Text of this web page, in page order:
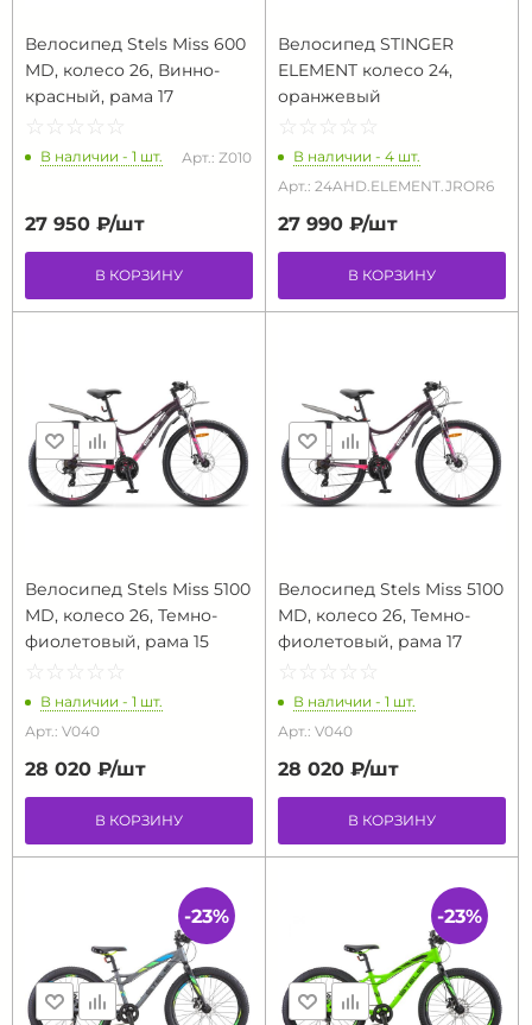
Велосипед Stels Miss 600
MD, колесо 26, Винно-
красный, рама 17
☆ ☆ ☆ ☆ ☆
★ ★ ★ ★ ★
В наличии - 1 шт. Арт.: Z010
27 950 ₽/шт
В КОРЗИНУ
Велосипед STINGER
ELEMENT колесо 24,
оранжевый
☆ ☆ ☆ ☆ ☆
★ ★ ★ ★ ★
В наличии - 4 шт.
Арт.: 24AHD.ELEMENT.JROR6
27 990 ₽/шт
В КОРЗИНУ
Велосипед Stels Miss 5100
MD, колесо 26, Темно-
фиолетовый, рама 15
☆ ☆ ☆ ☆ ☆
★ ★ ★ ★ ★
В наличии - 1 шт.
Арт.: V040
28 020 ₽/шт
В КОРЗИНУ
Велосипед Stels Miss 5100
MD, колесо 26, Темно-
фиолетовый, рама 17
☆ ☆ ☆ ☆ ☆
★ ★ ★ ★ ★
В наличии - 1 шт.
Арт.: V040
28 020 ₽/шт
В КОРЗИНУ
-23% -23%